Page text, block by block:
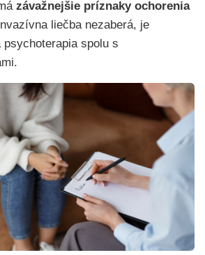
závažnejšie príznaky ochorenia
liečba nezaberá, je
psychoterapia spolu s